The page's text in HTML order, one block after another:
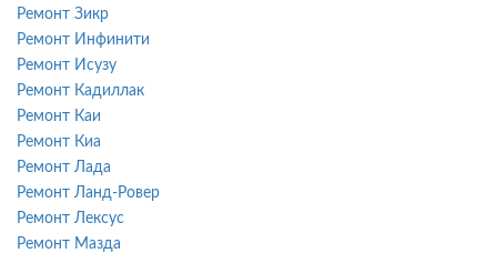
Ремонт Зикр
Ремонт Инфинити
Ремонт Исузу
Ремонт Кадиллак
Ремонт Каи
Ремонт Киа
Ремонт Лада
Ремонт Ланд-Ровер
Ремонт Лексус
Ремонт Мазда